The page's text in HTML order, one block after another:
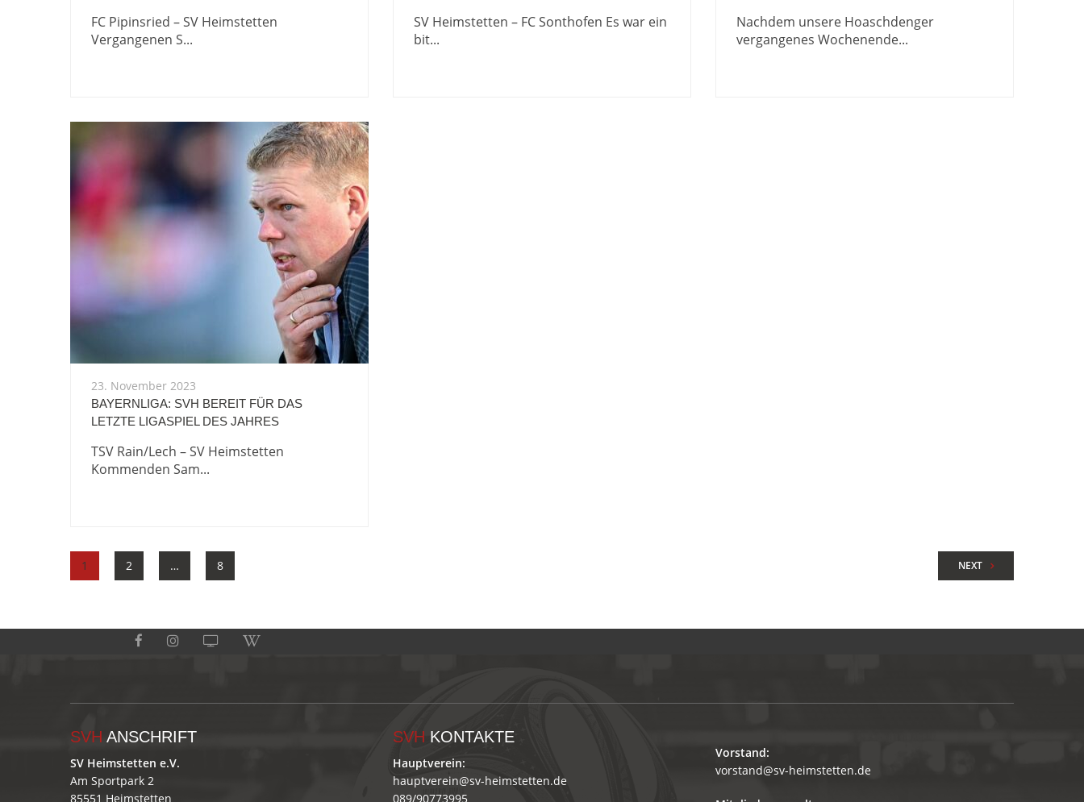
FC Pipinsried – SV Heimstetten
Vergangenen S...
SV Heimstetten – FC Sonthofen Es war ein
bit...
Nachdem unsere Hoaschdenger
vergangenes Wochenende...
23. November 2023
BAYERNLIGA: SVH BEREIT FÜR DAS
LETZTE LIGASPIEL DES JAHRES
TSV Rain/Lech – SV Heimstetten
Kommenden Sam...
1 2 … 8 NEXT
SVH ANSCHRIFT
SV Heimstetten e.V.
Am Sportpark 2
85551 Heimstetten
SVH KONTAKTE
Hauptverein:
hauptverein@sv-heimstetten.de
089/90773995
Vorstand:
vorstand@sv-heimstetten.de